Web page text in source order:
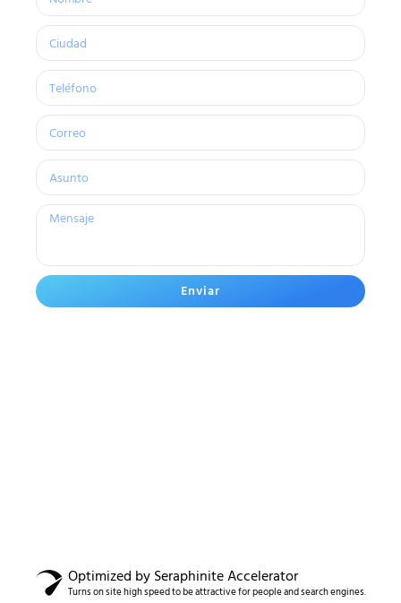
Enviar
Optimized by Seraphinite Accelerator
Turns on site high speed to be attractive for people and search engines.